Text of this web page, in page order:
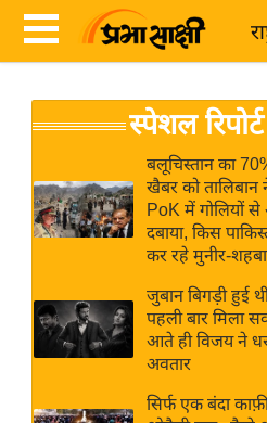
News
Hindi
Hindi
Live
News in
ब
र
अंतर्राष्ट्रीय
बिज़नेस
उद्योग
स्पेशल रिपोर्ट
बलूचिस्तान का
खैबर को तालिबान
PoK में गोलियों
दबाया, किस
कर रहे मुनीर-
जुबान बिगड़ी हुई
पहली बार मिला
आते ही विजय ने
अवतार
सिर्फ एक बंदा